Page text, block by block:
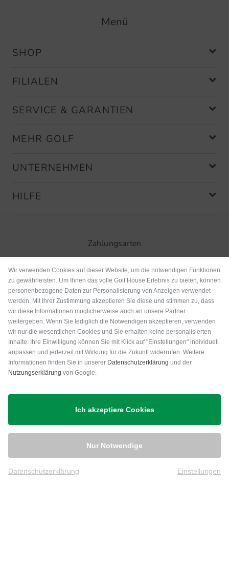
Menü
SHOP
FILIALEN
SERVICE & GARANTIEN
MEHR GOLF
UNTERNEHMEN
HILFE
Zahlungsarten
Versand
Wir verwenden Cookies auf dieser Website, um die notwendigen Funktionen
zu gewährleisten. Um Ihnen das volle Golf House Erlebnis zu bieten, können
personenbezogene Daten zur Personalisierung von Anzeigen verwendet
werden. Mit Ihrer Zustimmung akzeptieren Sie diese und stimmen zu, dass
wir diese Informationen möglicherweise auch an unsere Partner
weitergeben. Wenn Sie lediglich die Notwendigen akzeptieren, verwenden
wir nur die wesentlichen Cookies und Sie erhalten keine personalisierten
Inhalte. Ihre Einwilligung können Sie mit Klick auf "Einstellungen" individuell
anpassen und jederzeit mit Wirkung für die Zukunft widerrufen. Weitere
Informationen finden Sie in unserer Datenschutzerklärung und der
Nutzungserklärung von Google.
Ich akzeptiere Cookies
Nur Notwendige
Datenschutzerklärung Einstellungen